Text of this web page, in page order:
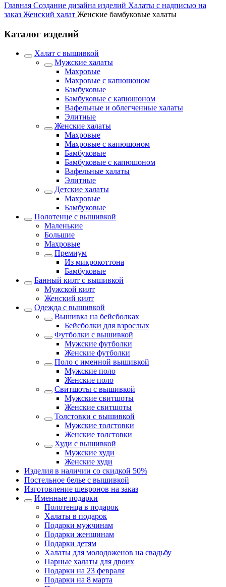
Главная Создание дизайна изделий Халаты с надписью на
заказ Женский халат Женские бамбуковые халаты
Каталог изделий
Халат с вышивкой
Мужские халаты
Махровые
Махровые с капюшоном
Бамбуковые
Бамбуковые с капюшоном
Вафельные и облегченные халаты
Элитные
Женские халаты
Махровые
Махровые с капюшоном
Бамбуковые
Бамбуковые с капюшоном
Вафельные халаты
Элитные
Детские халаты
Махровые
Бамбуковые
Полотенце с вышивкой
Маленькие
Большие
Махровые
Премиум
Из микрокоттона
Бамбуковые
Банный килт с вышивкой
Мужской килт
Женский килт
Одежда с вышивкой
Вышивка на бейсболках
Бейсболки для взрослых
Футболки с вышивкой
Мужские футболки
Женские футболки
Поло с именной вышивкой
Мужские поло
Женские поло
Свитшоты с вышивкой
Мужские свитшоты
Женские свитшоты
Толстовки с вышивкой
Мужские толстовки
Женские толстовки
Худи с вышивкой
Мужские худи
Женские худи
Изделия в наличии со скидкой 50%
Постельное белье с вышивкой
Изготовление шевронов на заказ
Именные подарки
Полотенца в подарок
Халаты в подарок
Подарки мужчинам
Подарки женщинам
Подарки детям
Халаты для молодоженов на свадьбу
Парные халаты для двоих
Подарки на 23 февраля
Подарки на 8 марта